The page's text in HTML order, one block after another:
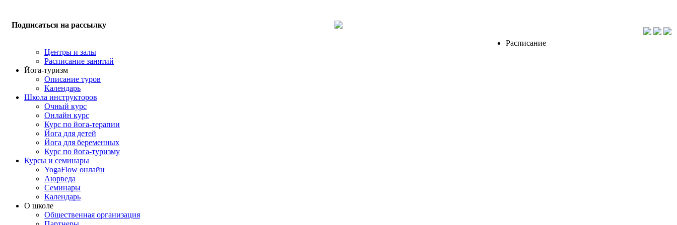
Подписаться на рассылку
Расписание
Центры и залы
Расписание занятий
Йога-туризм
Описание туров
Календарь
Школа инструкторов
Очный курс
Онлайн курс
Курс по йога-терапии
Йога для детей
Йога для беременных
Курс по йога-туризму
Курсы и семинары
YogaFlow онлайн
Аюрведа
Семинары
Календарь
О школе
Общественная организация